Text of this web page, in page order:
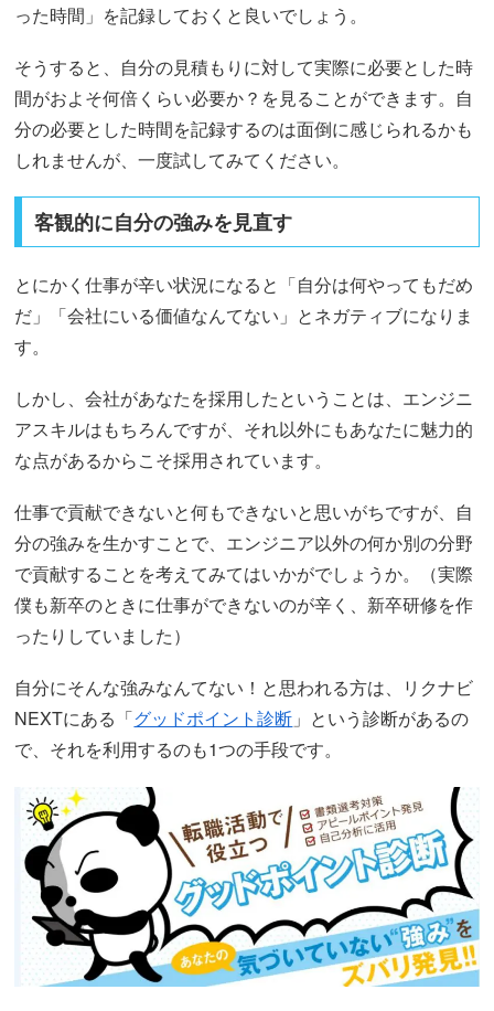
った時間」を記録しておくと良いでしょう。
そうすると、自分の見積もりに対して実際に必要とした時
間がおよそ何倍くらい必要か？を見ることができます。自
分の必要とした時間を記録するのは面倒に感じられるかも
しれませんが、一度試してみてください。
客観的に自分の強みを見直す
とにかく仕事が辛い状況になると「自分は何やってもだめ
だ」「会社にいる価値なんてない」とネガティブになりま
す。
しかし、会社があなたを採用したということは、エンジニ
アスキルはもちろんですが、それ以外にもあなたに魅力的
な点があるからこそ採用されています。
仕事で貢献できないと何もできないと思いがちですが、自
分の強みを生かすことで、エンジニア以外の何か別の分野
で貢献することを考えてみてはいかがでしょうか。（実際
僕も新卒のときに仕事ができないのが辛く、新卒研修を作
ったりしていました）
自分にそんな強みなんてない！と思われる方は、リクナビ
NEXTにある「グッドポイント診断 」という診断があるの
で、それを利用するのも1つの手段です。